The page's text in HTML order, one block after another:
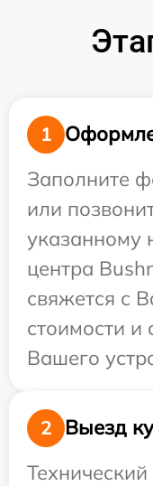
1
Заполните
или
указанному
центра
свяжется с
стоимости и
Вашего
2
Выезд